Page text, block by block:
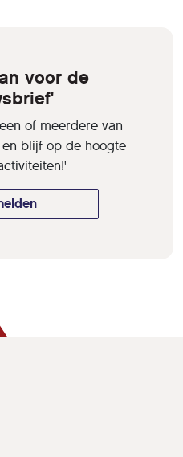
voor de
of meerdere van
blijf op de hoogte